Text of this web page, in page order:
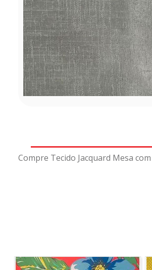
Compre Tecido Jacquard Mesa